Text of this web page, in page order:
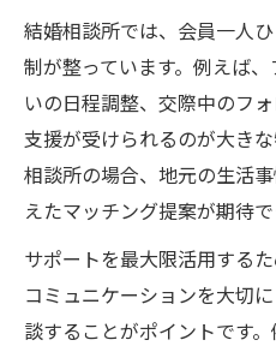
結婚相談所では、会員一人
制が整っています。例えば
いの日程調整、交際中のフ
支援が受けられるのが大き
相談所の場合、地元の生活
えたマッチング提案が期待で
サポートを最大限活用する
コミュニケーションを大切
談することがポイントです